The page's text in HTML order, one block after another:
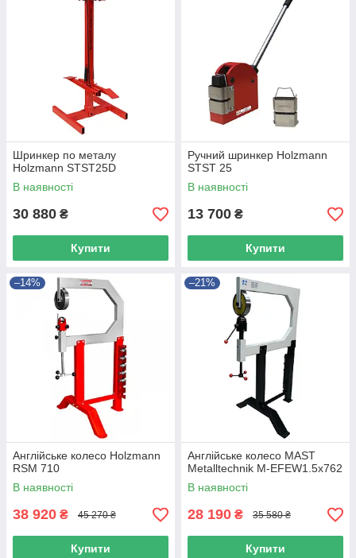
Шринкер по металу
Holzmann STST25D
В наявності
30 880 ₴
Купити
Ручний шринкер Holzmann
STST 25
В наявності
13 700 ₴
Купити
–14%
Англійське колесо Holzmann
RSM 710
В наявності
38 920 ₴ 45 270 ₴
Купити
–21%
Англійське колесо MAST
Metalltechnik M-EFEW1.5x762
В наявності
28 190 ₴ 35 580 ₴
Купити